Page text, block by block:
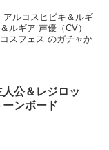
アルコスヒビキ＆ルギ
ルギア 声優（CV）
スフェス のガチャか
人公＆レジロッ
ンボード